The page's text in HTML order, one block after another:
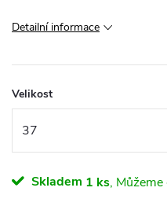
Detailní informace
Velikost
Skladem 1 ks